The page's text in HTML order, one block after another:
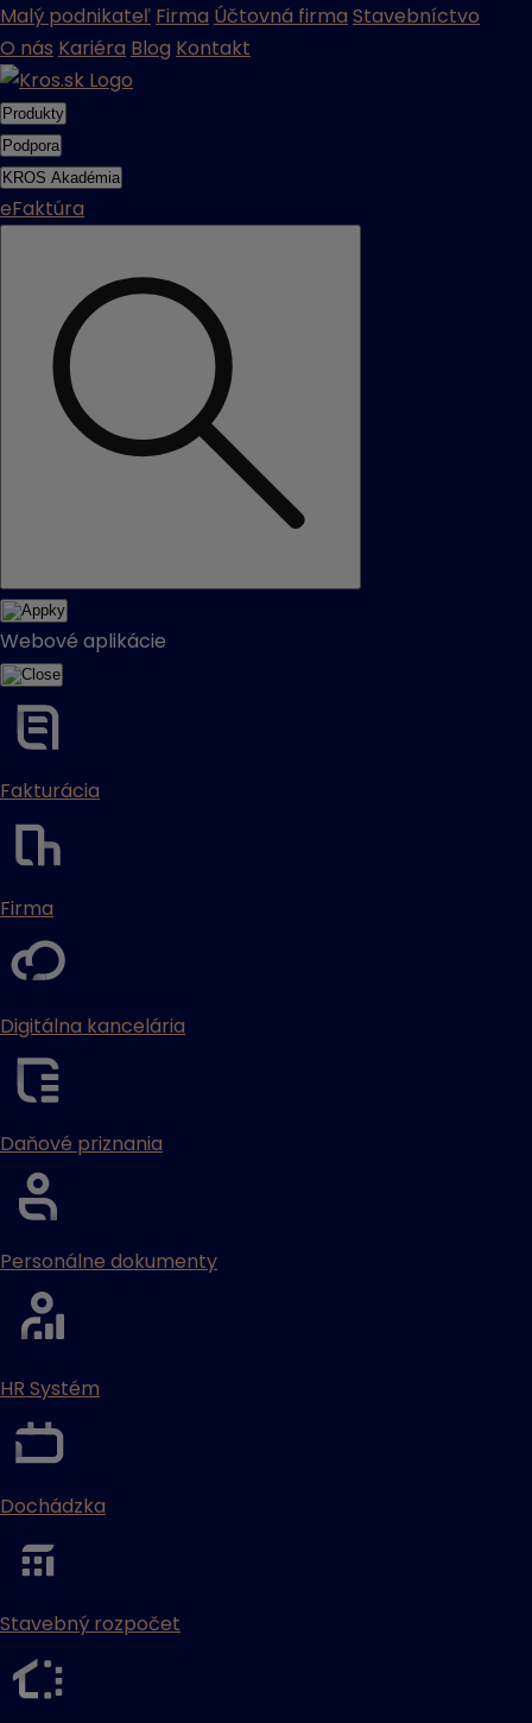
Malý podnikateľ Firma Účtovná firma Stavebníctvo
O nás Kariéra Blog Kontakt
Produkty
Podpora
KROS Akadémia
eFaktúra
Webové aplikácie
Fakturácia
Firma
Digitálna kancelária
Daňové priznania
Personálne dokumenty
HR Systém
Dochádzka
Stavebný rozpočet